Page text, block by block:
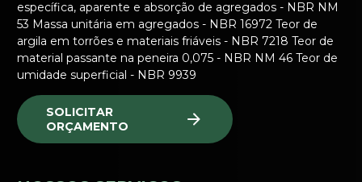
específica, aparente e absorção de agregados - NBR NM
53 Massa unitária em agregados - NBR 16972 Teor de
argila em torrões e materiais friáveis - NBR 7218 Teor de
material passante na peneira 0,075 - NBR NM 46 Teor de
umidade superficial - NBR 9939
SOLICITAR
ORÇAMENTO